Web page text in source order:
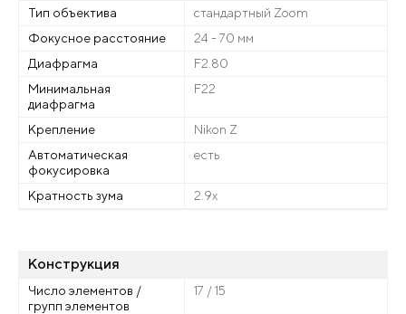
Тип объектива
стандартный Zoom
Фокусное расстояние
24 - 70 мм
Диафрагма
F2.80
Минимальная
диафрагма
F22
Крепление
Nikon Z
Автоматическая
фокусировка
есть
Кратность зума 2.9x
Конструкция
Число элементов /
групп элементов
17 / 15